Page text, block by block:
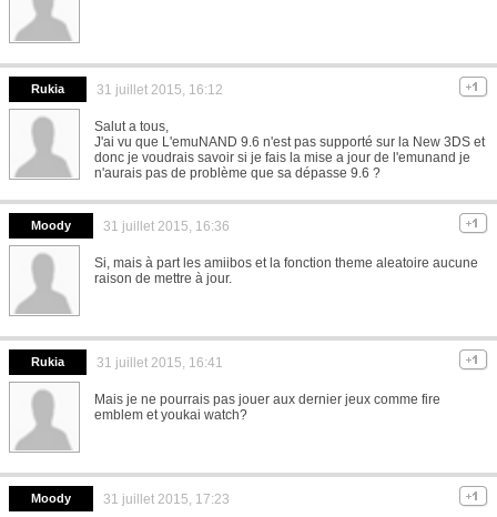
Rukia 31 juillet 2015, 16:12
Salut a tous,
J'ai vu que L'emuNAND 9.6 n'est pas supporté sur la New 3DS et
donc je voudrais savoir si je fais la mise a jour de l'emunand je
n'aurais pas de problème que sa dépasse 9.6 ?
Moody 31 juillet 2015, 16:36
Si, mais à part les amiibos et la fonction theme aleatoire aucune
raison de mettre à jour.
Rukia 31 juillet 2015, 16:41
Mais je ne pourrais pas jouer aux dernier jeux comme fire
emblem et youkai watch?
Moody 31 juillet 2015, 17:23